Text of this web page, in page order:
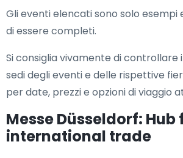
Gli eventi elencati sono solo
di essere completi.
Si consiglia vivamente di controllare
sedi degli eventi e delle rispettive
per date, prezzi e opzioni di viaggio
Messe Düsseldorf: Hub
international trade